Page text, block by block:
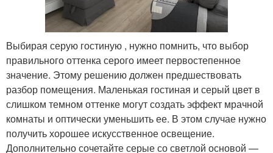
Выбирая серую гостиную , нужно помнить, что выбор
правильного оттенка серого имеет первостепенное
значение. Этому решению должен предшествовать
разбор помещения. Маленькая гостиная и серый цвет в
слишком темном оттенке могут создать эффект мрачной
комнаты и оптически уменьшить ее. В этом случае нужно
получить хорошее искусственное освещение.
Дополнительно сочетайте серые со светлой основой —